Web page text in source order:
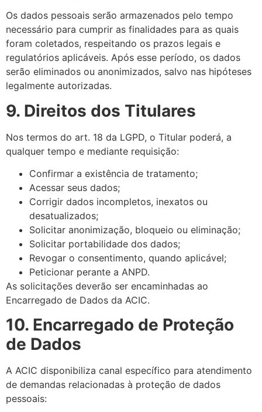
Os dados pessoais serão armazenados pelo tempo
necessário para cumprir as finalidades para as quais
foram coletados, respeitando os prazos legais e
regulatórios aplicáveis. Após esse período, os dados
serão eliminados ou anonimizados, salvo nas hipóteses
legalmente autorizadas.
9. Direitos dos Titulares
Nos termos do art. 18 da LGPD, o Titular poderá, a
qualquer tempo e mediante requisição:
Confirmar a existência de tratamento;
Acessar seus dados;
Corrigir dados incompletos, inexatos ou
desatualizados;
Solicitar anonimização, bloqueio ou eliminação;
Solicitar portabilidade dos dados;
Revogar o consentimento, quando aplicável;
Peticionar perante a ANPD.
As solicitações deverão ser encaminhadas ao
Encarregado de Dados da ACIC.
10. Encarregado de Proteção
de Dados
A ACIC disponibiliza canal específico para atendimento
de demandas relacionadas à proteção de dados
pessoais: